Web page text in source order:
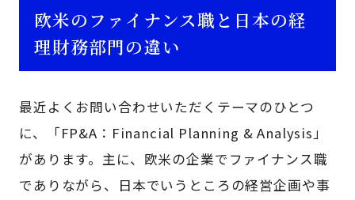
欧米のファイナンス職と日本の経
理財務部門の違い
最近よくお問い合わせいただくテーマのひとつ
に、「FP&A：Financial Planning & Analysis」
があります。主に、欧米の企業でファイナンス職
でありながら、日本でいうところの経営企画や事